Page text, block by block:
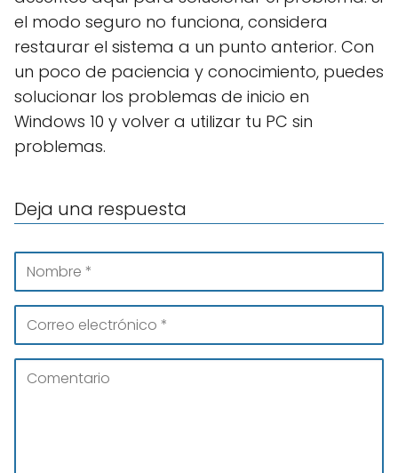
el modo seguro no funciona, considera
restaurar el sistema a un punto anterior. Con
un poco de paciencia y conocimiento, puedes
solucionar los problemas de inicio en
Windows 10 y volver a utilizar tu PC sin
problemas.
Deja una respuesta